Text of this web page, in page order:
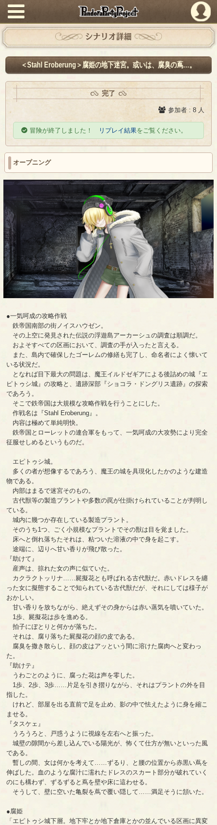
PandoraPartyProject
シナリオ詳細
＜Stahl Eroberung＞腐姫の地下迷宮。或いは、腐臭の蔦…。
完了
参加者 : 8 人
冒険が終了しました！ リプレイ結果をご覧ください。
オープニング
●一気呵成の攻略作戦
鉄帝国南部の街ノイスハウゼン。
その上空に発見された伝説の浮遊島アーカーシュの調査は順調だ。
およそすべての区画において、調査の手が入ったと言える。
また、島内で確保したゴーレムの修繕も完了し、命名者によく懐いて
いる状況だ。
となれば目下最大の問題は、魔王イルドゼギアによる後詰めの城『エ
ピトゥシ城』の攻略と、遺跡深部『ショコラ・ドングリス遺跡』の探索
であろう。
そこで鉄帝国は大規模な攻略作戦を行うことにした。
作戦名は『Stahl Eroberung』。
内容は極めて単純明快。
鉄帝国とローレットの連合軍をもって、一気呵成の大攻勢により完全
征服せしめるというものだ。
エピトゥシ城。
多くの者が想像するであろう、魔王の城を具現化したかのような建造
物である。
内部はまるで迷宮そのもの。
古代獣等の製造プラントや多数の罠が仕掛けられていることが判明し
ている。
城内に幾つか存在している製造プラント。
そのうち1つ、ごく小規模なプラントでその獣は目を覚ました。
床へと倒れ落ちたそれは、粘ついた溶液の中で身を起こす。
途端に、辺りへ甘い香りが飛び散った。
『助けて』
産声は、掠れた女の声に似ていた。
カクラクトッリナ……屍擬花とも呼ばれる古代獣だ。赤いドレスを纏
った女に擬態することで知られている古代獣だが、それにしては様子が
おかしい。
甘い香りを放ちながら、絶えずその身からは赤い蒸気を噴いていた。
1歩、屍擬花は歩を進める。
拍子にぼとりと何かが落ちた。
それは、腐り落ちた屍擬花の顔の皮である。
腐臭を撒き散らし、顔の皮はアッという間に溶けた腐肉へと変わっ
た。
『助けテ』
うわごとのように、腐った花は声を零した。
1歩、2歩、3歩……片足を引き摺りながら、それはプラントの外を目
指した。
けれど、部屋を出る直前で足を止め、影の中で怯えたように身を縮こ
ませる。
『タスケェ』
うろうろと、戸惑うように視線を左右へと振った。
城壁の隙間から差し込んでいる陽光が、怖くて仕方が無いといった風
である。
暫しの間、女は何かを考えて……ずるり、と腰の位置から赤黒い蔦を
伸ばした。血のような腐汁に濡れたドレスのスカート部分が破れていく
のにも構わず、ずるずると蔦を壁や床に這わせる。
そうして、壁に空いた亀裂を蔦で覆い隠して……満足そうに頷いた。
●腐姫
「エピトゥシ城下層。地下牢とか地下倉庫とかの並んでいる区画に異変